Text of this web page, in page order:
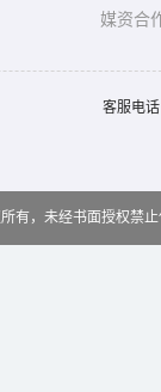
媒资合
客服电
所有，未经书面授权